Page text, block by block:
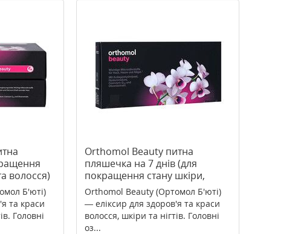
>Babor Body Grounding
Купити
волосся)
Б'юті)
та краси
Головні
Orthomol Beauty питна
пляшечка на 7 днів (для
покращення стану шкіри,
нігтів та волосся)
Orthomol Beauty (Ортомол Б'юті)
— еліксир для здоров'я та краси
волосся, шкіри та нігтів. Головні
оз...